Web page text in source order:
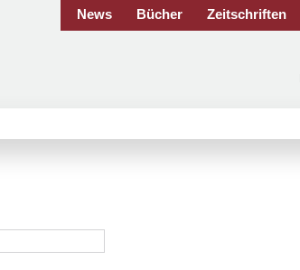
News Bücher Zeitschriften